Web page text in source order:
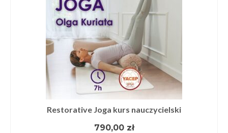
Restorative Joga kurs nauczycielski
790,00 zł